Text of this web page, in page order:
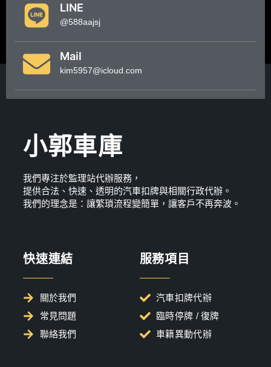
LINE
@588aajsj
Mail
kim5957@icloud.com
小郭車庫
我們專注於監理站代辦服務，
提供合法、快速、透明的汽車扣牌與相關行政代辦。
我們的理念是：讓繁瑣流程變簡單，讓客戶不再奔波。
快速連結
關於我們
常見問題
聯絡我們
服務項目
汽車扣牌代辦
臨時停牌 / 復牌
車籍異動代辦